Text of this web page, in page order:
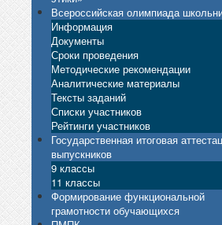
Всероссийская олимпиада
Информация
Документы
Сроки проведения
Методические рекомендации
Аналитические материалы
Тексты заданий
Списки участников
Рейтинги участников
Государственная итоговая
выпускников
9 классы
11 классы
Формирование функциональной
грамотности обучающихся